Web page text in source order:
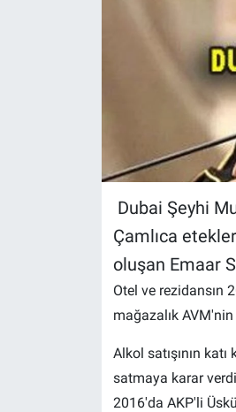
Dubai Şeyhi
Çamlıca
oluşan Emaar
Otel ve rezidansın
mağazalık
Alkol satışının
satmaya karar
2016'da AKP'li